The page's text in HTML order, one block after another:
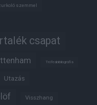
szemmel
csapat
Trófeabibliográfia
Utazás
Visszhang